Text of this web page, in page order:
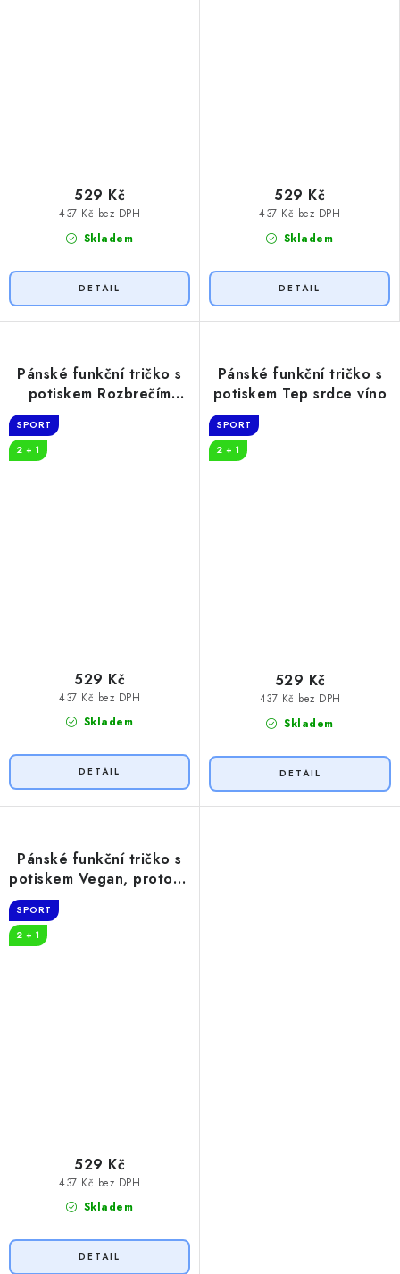
Skladem
437 Kč bez DPH
529 Kč
Skladem
437 Kč bez DPH
529 Kč
Pánské funkční tričko s
potiskem Rozbrečím
SPORT
2 + 1
Skladem
437 Kč bez DPH
529 Kč
Pánské funkční tričko s
potiskem Tep srdce víno
SPORT
2 + 1
Skladem
437 Kč bez DPH
529 Kč
Pánské funkční tričko s
potiskem Vegan, protože
SPORT
2 + 1
Skladem
437 Kč bez DPH
529 Kč